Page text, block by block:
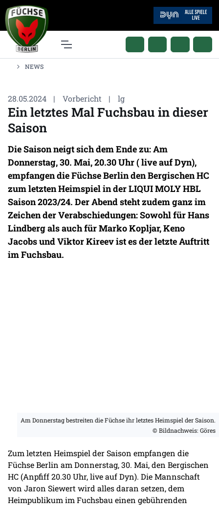
NEWS
28.05.2024 | Vorbericht | lg
Ein letztes Mal Fuchsbau in dieser
Saison
Die Saison neigt sich dem Ende zu: Am
Donnerstag, 30. Mai, 20.30 Uhr (live auf Dyn),
empfangen die Füchse Berlin den Bergischen HC
zum letzten Heimspiel in der LIQUI MOLY HBL
Saison 2023/24. Der Abend steht zudem ganz im
Zeichen der Verabschiedungen: Sowohl für Hans
Lindberg als auch für Marko Kopljar, Keno
Jacobs und Viktor Kireev ist es der letzte Auftritt
im Fuchsbau.
Am Donnerstag bestreiten die Füchse ihr letztes Heimspiel der Saison.
© Bildnachweis: Göres
Zum letzten Heimspiel der Saison empfangen die
Füchse Berlin am Donnerstag, 30. Mai, den Bergischen
HC (Anpfiff 20.30 Uhr, live auf Dyn). Die Mannschaft
von Jaron Siewert wird alles daran setzen, dem
Heimpublikum im Fuchsbau einen gebührenden